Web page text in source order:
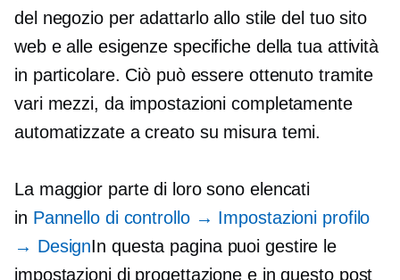
del negozio per adattarlo allo stile del tuo sito
web e alle esigenze specifiche della tua attività
in particolare. Ciò può essere ottenuto tramite
vari mezzi, da impostazioni completamente
automatizzate acreato su misuratemi.
La maggior parte di loro sono elencati
in Pannello di controllo → Impostazioni profilo
→ DesignIn questa pagina puoi gestire le
impostazioni di progettazione e in questo post